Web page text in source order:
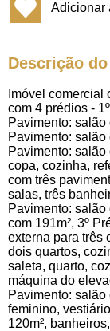
Adicionar
Descrição do
Imóvel
com 4 prédios -
Pavimento: salão
Pavimento: salão
Pavimento: salão
copa, cozinha,
com três
salas, três
Pavimento: salão
com 191m², 3º
externa para três
dois quartos,
saleta, quarto,
máquina do
Pavimento: salão
feminino,
120m²,